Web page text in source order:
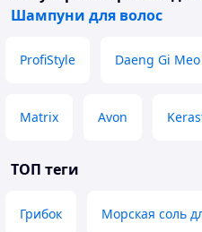
Шампуни для волос
ProfiStyle Daeng Gi Meo
Matrix Avon
ТОП теги
Грибок Морская соль